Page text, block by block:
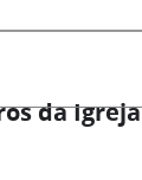
da Igreja